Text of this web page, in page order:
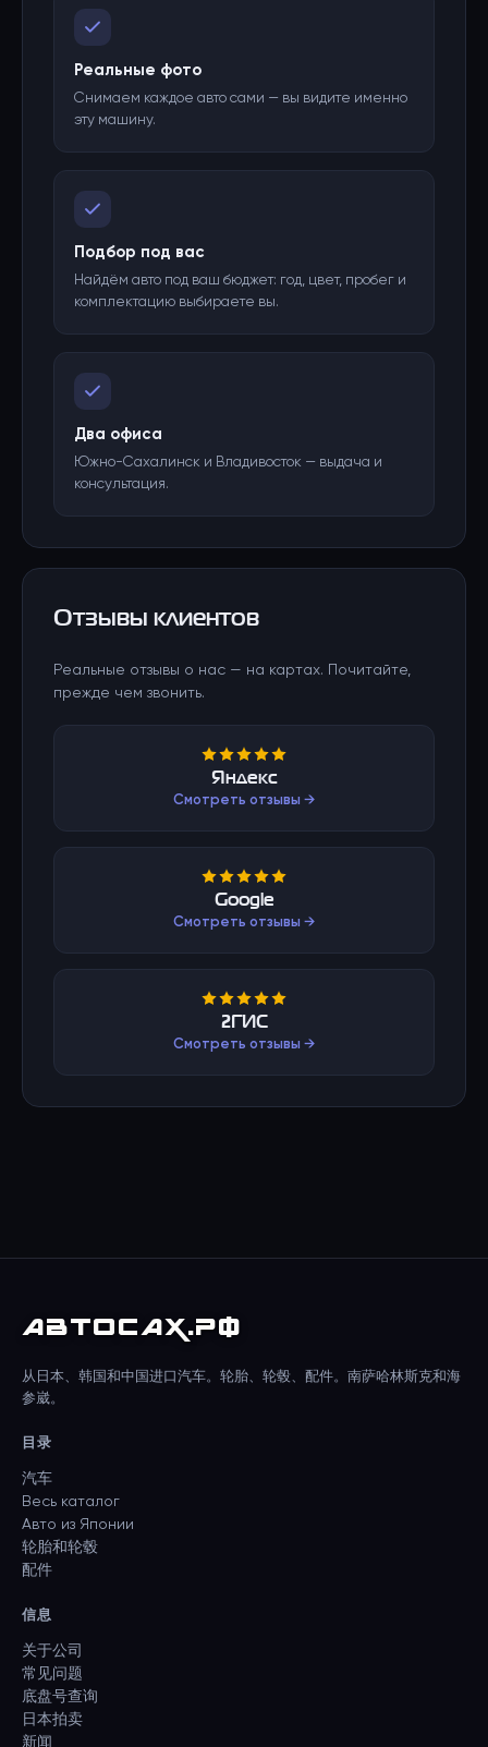
Реальные фото
Снимаем каждое авто сами — вы видите именно
эту машину.
Подбор под вас
Найдём авто под ваш бюджет: год, цвет, пробег и
комплектацию выбираете вы.
Два офиса
Южно-Сахалинск и Владивосток — выдача и
консультация.
Отзывы клиентов
Реальные отзывы о нас — на картах. Почитайте,
прежде чем звонить.
Яндекс
Смотреть отзывы →
Google
Смотреть отзывы →
2ГИС
Смотреть отзывы →
АВТОСАХ.РФ
从日本、韩国和中国进口汽车。轮胎、轮毂、配件。南萨哈林斯克和海
参崴。
目录
汽车
Весь каталог
Авто из Японии
轮胎和轮毂
配件
信息
关于公司
常见问题
底盘号查询
日本拍卖
新闻